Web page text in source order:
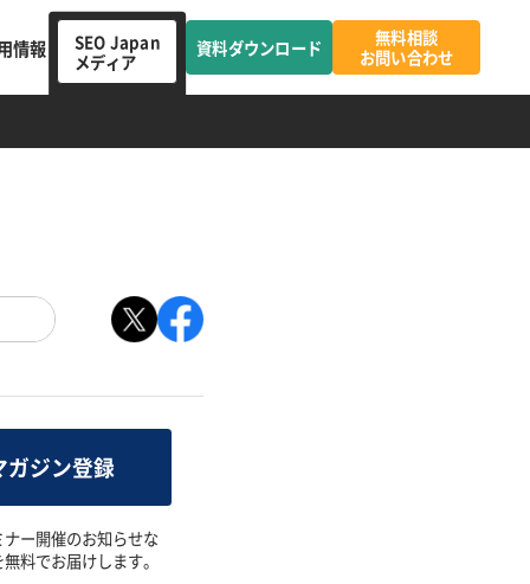
情報
SEO Japan
メディア
資料ダウンロード
無料相談
お問い合わせ
ガジン登録
ー開催のお知らせな
料でお届けします。